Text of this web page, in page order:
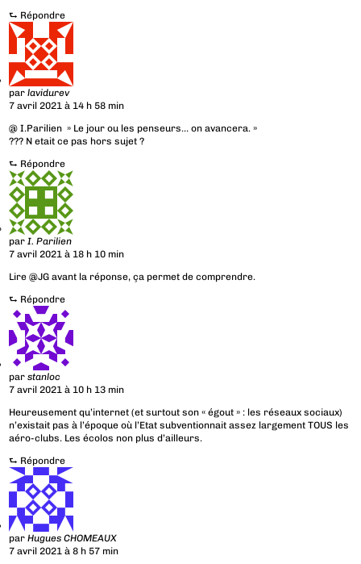
⮑ Répondre
parlavidurev
7 avril 2021 à 14 h 58 min
@ I.Parilien » Le jour ou les penseurs… on avancera. »
??? N etait ce pas hors sujet ?
⮑ Répondre
parI. Parilien
7 avril 2021 à 18 h 10 min
Lire @JG avant la réponse, ça permet de comprendre.
⮑ Répondre
parstanloc
7 avril 2021 à 10 h 13 min
Heureusement qu’internet (et surtout son « égout » : les réseaux sociaux)
n’existait pas à l’époque où l’Etat subventionnait assez largement TOUS les
aéro-clubs. Les écolos non plus d’ailleurs.
⮑ Répondre
parHugues CHOMEAUX
7 avril 2021 à 8 h 57 min